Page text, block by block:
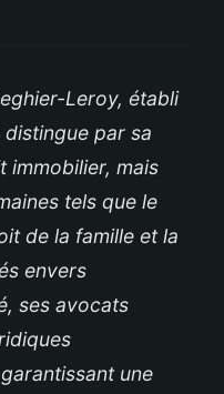
Leroy, établi
par sa
immobilier, mais
tels que le
de la famille et la
envers
ses avocats
une